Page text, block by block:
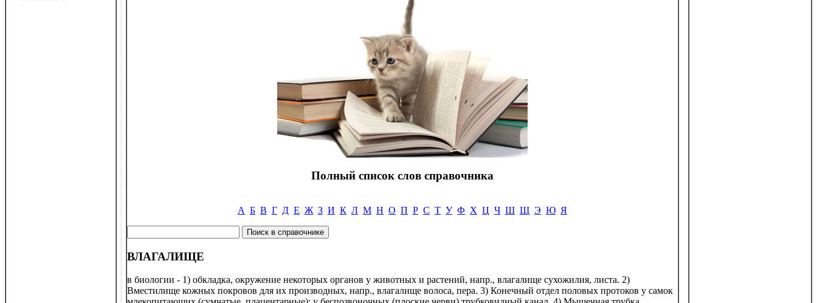
Полный список слов справочника
А Б В Г Д Е Ж З И К Л М Н О П Р С Т У Ф Х Ц Ч Ш Щ Э Ю Я
ВЛАГАЛИЩЕ
в биологии - 1) обкладка, окружение некоторых органов у животных и растений, напр., влагалище сухожилия, листа. 2)
Вместилище кожных покровов для их производных, напр., влагалище волоса, пера. 3) Конечный отдел половых протоков у самок